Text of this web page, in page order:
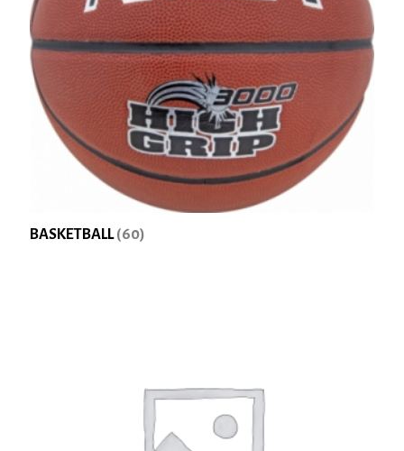
BASKETBALL(60)